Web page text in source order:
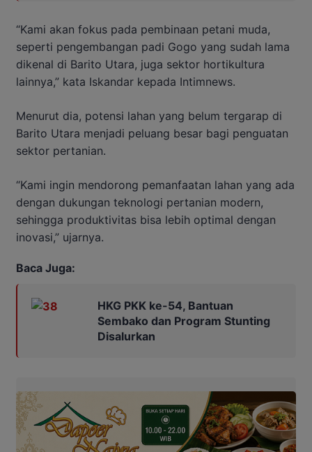
“Kami akan fokus pada pembinaan petani muda,
seperti pengembangan padi Gogo yang sudah lama
dikenal di Barito Utara, juga sektor hortikultura
lainnya,” kata Iskandar kepada Intimnews.
Menurut dia, potensi lahan yang belum tergarap di
Barito Utara menjadi peluang besar bagi penguatan
sektor pertanian.
“Kami ingin mendorong pemanfaatan lahan yang ada
dengan dukungan teknologi pertanian modern,
sehingga produktivitas bisa lebih optimal dengan
inovasi,” ujarnya.
Baca Juga:
HKG PKK ke-54, Bantuan
Sembako dan Program Stunting
Disalurkan